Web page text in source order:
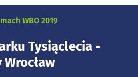
WBO 2019
Tysiąclecia -